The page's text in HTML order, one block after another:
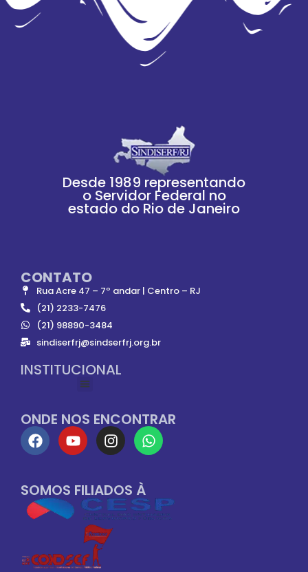
Desde 1989 representando
o Servidor Federal no
estado do Rio de Janeiro
CONTATO
Rua Acre 47 – 7º andar | Centro – RJ
(21) 2233-7476
(21) 98890-3484
sindiserfrj@sindserfrj.org.br
INSTITUCIONAL
ONDE NOS ENCONTRAR
SOMOS FILIADOS À